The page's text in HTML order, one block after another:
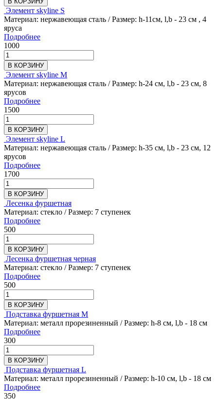
Элемент skyline S
Материал: нержавеющая сталь / Размер: h-11см, l,b - 23 см , 4
яруса
Подробнее
1000
В КОРЗИНУ
Элемент skyline M
Материал: нержавеющая сталь / Размер: h-24 см, l,b - 23 см, 8
ярусов
Подробнее
1500
В КОРЗИНУ
Элемент skyline L
Материал: нержавеющая сталь / Размер: h-35 см, l,b - 23 см, 12
ярусов
Подробнее
1700
В КОРЗИНУ
Лесенка фуршетная
Материал: стекло / Размер: 7 ступенек
Подробнее
500
В КОРЗИНУ
Лесенка фуршетная черная
Материал: стекло / Размер: 7 ступенек
Подробнее
500
В КОРЗИНУ
Подставка фуршетная M
Материал: металл прорезиненный / Размер: h-8 см, l,b - 18 см
Подробнее
300
В КОРЗИНУ
Подставка фуршетная L
Материал: металл прорезиненный / Размер: h-10 см, l,b - 18 см
Подробнее
350